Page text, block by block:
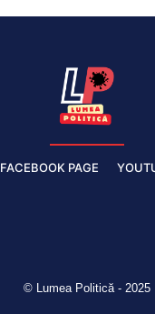
FACEBOOK PAGE
© Lumea Politică - 2025